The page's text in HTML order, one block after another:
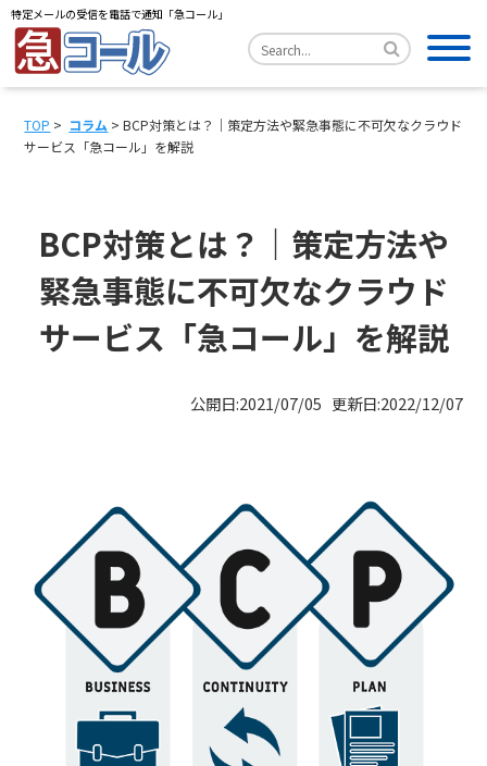
特定メールの受信を電話で通知「急コール」
TOP > コラム > BCP対策とは？｜策定方法や緊急事態に不可欠なクラウド
サービス「急コール」を解説
BCP対策とは？｜策定方法や
緊急事態に不可欠なクラウド
サービス「急コール」を解説
公開日:2021/07/05 更新日:2022/12/07